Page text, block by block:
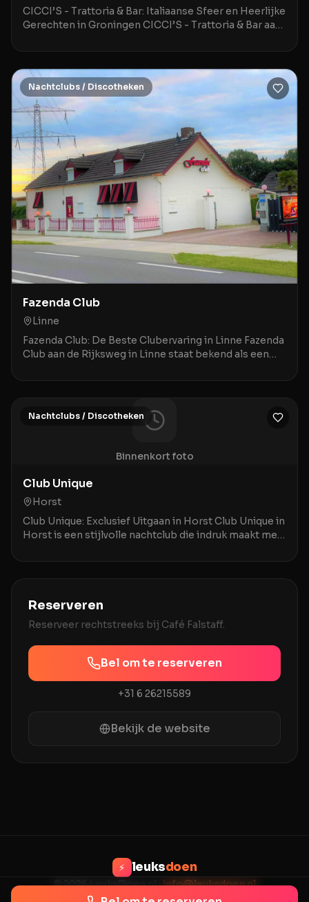
CICCI’S - Trattoria & Bar: Italiaanse Sfeer en Heerlijke
Gerechten in Groningen CICCI’S - Trattoria & Bar aan
Nachtclubs / Discotheken
Fazenda Club
Linne
Fazenda Club: De Beste Clubervaring in Linne Fazenda
Club aan de Rijksweg in Linne staat bekend als een
Binnenkort foto
Nachtclubs / Discotheken
Club Unique
Horst
Club Unique: Exclusief Uitgaan in Horst Club Unique in
Horst is een stijlvolle nachtclub die indruk maakt met
Reserveren
Reserveer rechtstreeks bij Café Falstaff.
Bel om te reserveren
+31 6 26215589
Bekijk de website
⚡ leuksdoen
© 2026 LeuksDoen.nl ·info@leuksdoen.nl
PrivacyVoorwaardenContact